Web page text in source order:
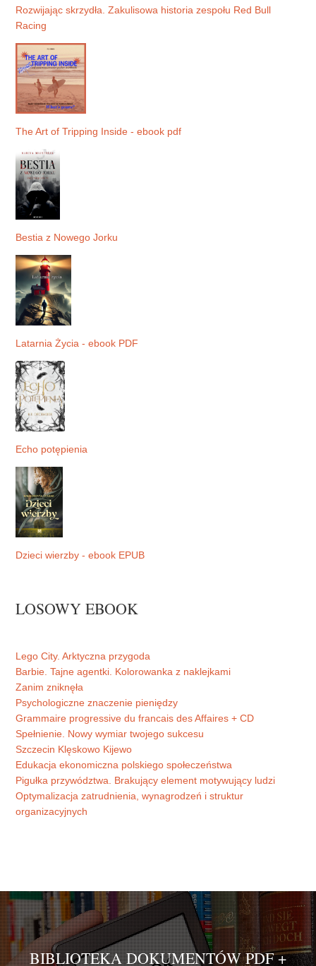
Rozwijając skrzydła. Zakulisowa historia zespołu Red Bull
Racing
The Art of Tripping Inside - ebook pdf
Bestia z Nowego Jorku
Latarnia Życia - ebook PDF
Echo potępienia
Dzieci wierzby - ebook EPUB
LOSOWY EBOOK
Lego City. Arktyczna przygoda
Barbie. Tajne agentki. Kolorowanka z naklejkami
Zanim zniknęła
Psychologiczne znaczenie pieniędzy
Grammaire progressive du francais des Affaires + CD
Spełnienie. Nowy wymiar twojego sukcesu
Szczecin Klęskowo Kijewo
Edukacja ekonomiczna polskiego społeczeństwa
Pigułka przywództwa. Brakujący element motywujący ludzi
Optymalizacja zatrudnienia, wynagrodzeń i struktur
organizacyjnych
BIBLIOTEKA DOKUMENTÓW PDF +